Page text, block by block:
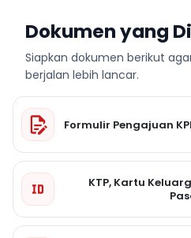
Dokumen yang
Siapkan dokumen berikut
berjalan lebih lancar.
Formulir Pengajuan
KTP, Kartu